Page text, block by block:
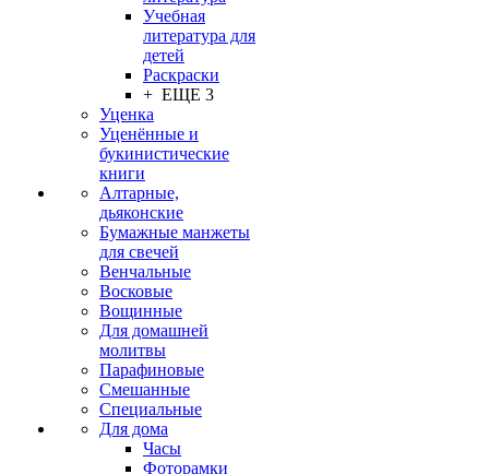
Учебная
литература для
детей
Раскраски
+ ЕЩЕ 3
Уценка
Уценённые и
букинистические
книги
Алтарные,
дьяконские
Бумажные манжеты
для свечей
Венчальные
Восковые
Вощинные
Для домашней
молитвы
Парафиновые
Смешанные
Специальные
Для дома
Часы
Фоторамки